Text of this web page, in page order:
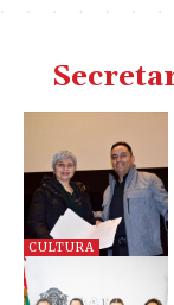
CULTURA